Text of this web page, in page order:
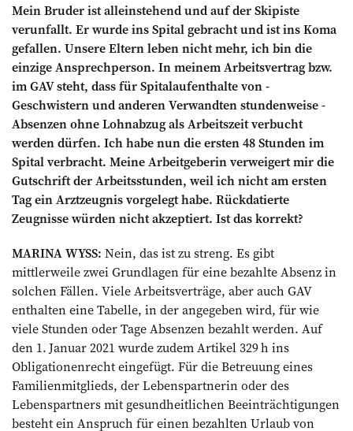
Mein Bruder ist alleinstehend und auf der Skipiste
verunfallt. Er wurde ins Spital ­gebracht und ist ins Koma
gefallen. ­Unsere Eltern leben nicht mehr, ich bin die
einzige Ansprechperson. In meinem Arbeitsvertrag bzw.
im GAV steht, dass für Spitalaufenthalte von ­
Geschwistern und ­anderen Verwandten stundenweise ­
Absenzen ohne Lohnabzug als Arbeitszeit verbucht
werden dürfen. Ich habe nun die ersten 48 Stunden im
Spital verbracht. Meine Arbeitgeberin verweigert mir die
Gutschrift der Arbeitsstunden, weil ich nicht am ersten
Tag ein Arztzeugnis ­vorgelegt habe. Rückdatierte
Zeugnisse würden nicht akzeptiert. Ist das korrekt?
MARINA WYSS: Nein, das ist zu streng. Es gibt
mittlerweile zwei Grundlagen für eine bezahlte Absenz in
solchen Fällen. Viele ­Arbeitsverträge, aber auch GAV
enthalten eine Tabelle, in der angegeben wird, für wie
viele Stunden oder Tage Absenzen bezahlt werden. Auf
den 1. Januar 2021 wurde zudem Artikel 329 h ins
Obligationenrecht eingefügt. Für die Betreuung eines
Fami­lienmitglieds, der Lebenspartnerin oder des
Lebenspartners mit gesundheitlichen Beeinträchtigungen
besteht ein ­Anspruch für einen bezahlten Urlaub von